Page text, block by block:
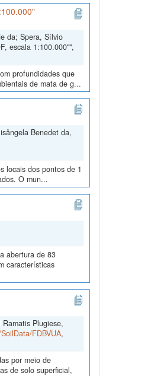
da; Spera, Sílvio
escala 1:100.000"",
profundidades que
de mata de g...
Benedet da,
locais dos pontos de 1
O mun...
abertura de 83
características
Plugiese,
FDBVUA,
por meio de
de solo superficial,